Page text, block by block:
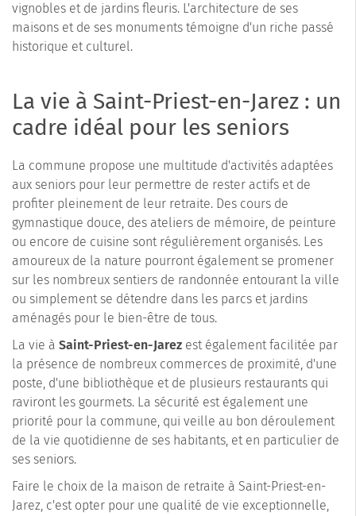
vignobles et de jardins fleuris. L'architecture de ses
maisons et de ses monuments témoigne d'un riche passé
historique et culturel.
La vie à Saint-Priest-en-Jarez : un
cadre idéal pour les seniors
La commune propose une multitude d'activités adaptées
aux seniors pour leur permettre de rester actifs et de
profiter pleinement de leur retraite. Des cours de
gymnastique douce, des ateliers de mémoire, de peinture
ou encore de cuisine sont régulièrement organisés. Les
amoureux de la nature pourront également se promener
sur les nombreux sentiers de randonnée entourant la ville
ou simplement se détendre dans les parcs et jardins
aménagés pour le bien-être de tous.
La vie à Saint-Priest-en-Jarez est également facilitée par
la présence de nombreux commerces de proximité, d'une
poste, d'une bibliothèque et de plusieurs restaurants qui
raviront les gourmets. La sécurité est également une
priorité pour la commune, qui veille au bon déroulement
de la vie quotidienne de ses habitants, et en particulier de
ses seniors.
Faire le choix de la maison de retraite à Saint-Priest-en-
Jarez, c'est opter pour une qualité de vie exceptionnelle,